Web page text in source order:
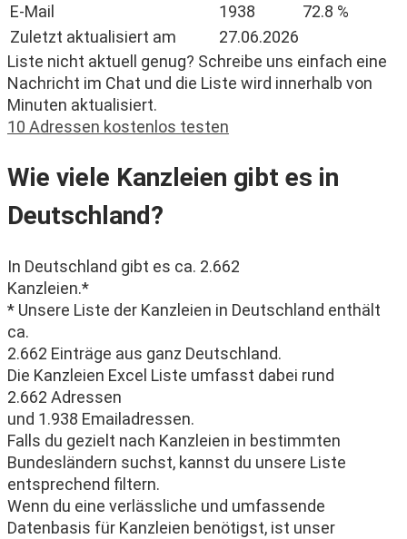
E-Mail
1938
72.8 %
Zuletzt aktualisiert am
27.06.2026
Liste nicht aktuell genug? Schreibe uns einfach eine
Nachricht im Chat und die Liste wird innerhalb von
Minuten aktualisiert.
10 Adressen kostenlos testen
Wie viele Kanzleien gibt es in
Deutschland?
In Deutschland gibt es ca. 2.662
Kanzleien.*
* Unsere Liste der Kanzleien in Deutschland enthält
ca.
2.662 Einträge aus ganz Deutschland.
Die Kanzleien Excel Liste umfasst dabei rund
2.662 Adressen
und 1.938 Emailadressen.
Falls du gezielt nach Kanzleien in bestimmten
Bundesländern suchst, kannst du unsere Liste
entsprechend filtern.
Wenn du eine verlässliche und umfassende
Datenbasis für Kanzleien benötigst, ist unser